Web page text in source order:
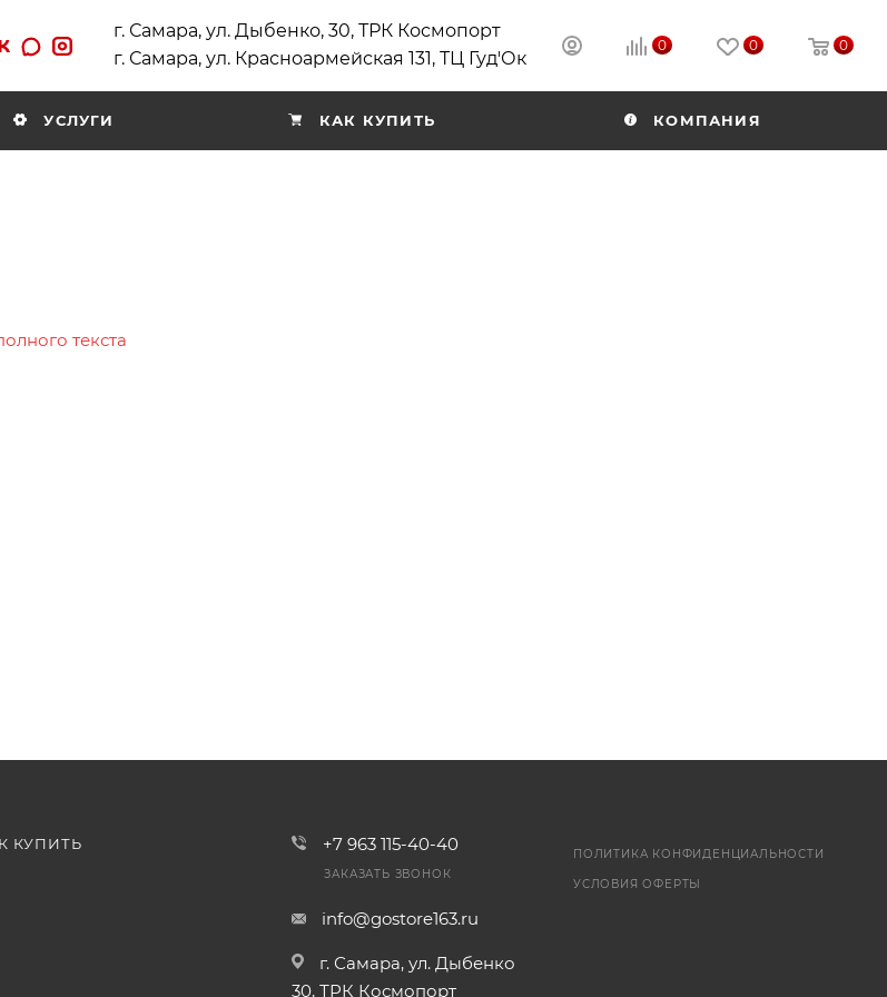
г. Самара, ул. Дыбенко, 30, ТРК Космопорт
г. Самара, ул. Красноармейская 131, ТЦ Гуд'Ок
0 0 0
УСЛУГИ КАК КУПИТЬ КОМПАНИЯ
текста
КУПИТЬ +7 963 115-40-40
ЗАКАЗАТЬ ЗВОНОК
info@gostore163.ru
г. Самара, ул. Дыбенко
30, ТРК Космопорт
ПОЛИТИКА КОНФИДЕНЦИАЛЬНОСТИ
УСЛОВИЯ ОФЕРТЫ